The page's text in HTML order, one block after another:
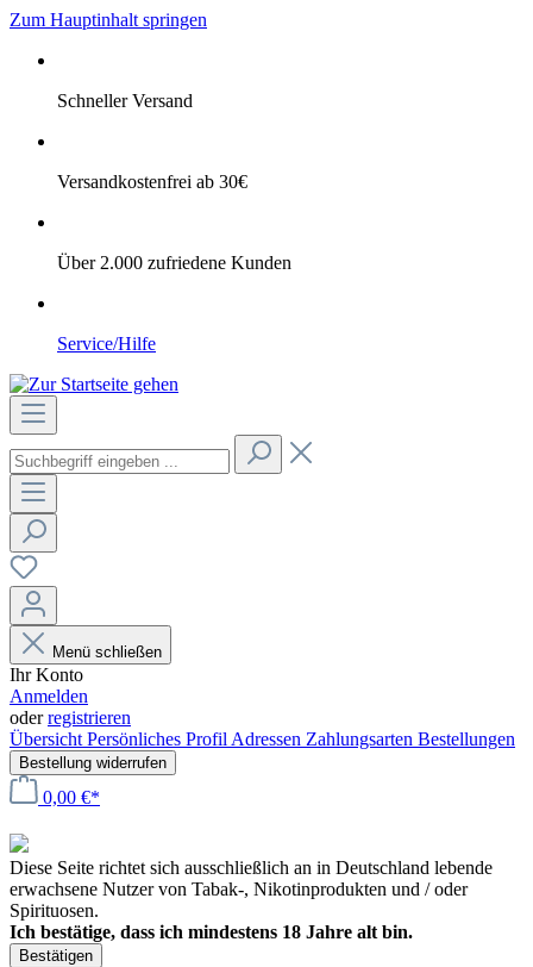
Zum Hauptinhalt springen
Schneller Versand
Versandkostenfrei ab 30€
Über 2.000 zufriedene Kunden
Service/Hilfe
Menü schließen
Ihr Konto
Anmelden
oderregistrieren
Übersicht Persönliches Profil Adressen Zahlungsarten Bestellungen
Bestellung widerrufen
0,00 €*
Diese Seite richtet sich ausschließlich an in Deutschland lebende
erwachsene Nutzer von Tabak-, Nikotinprodukten und / oder
Spirituosen.
Ich bestätige, dass ich mindestens 18 Jahre alt bin.
Bestätigen